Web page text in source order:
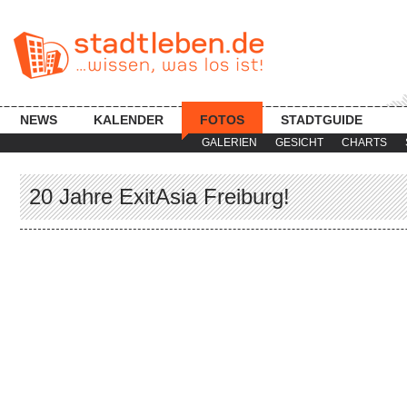
GALERIEN GESICHT CHARTS
NEWS KALENDER FOTOS STADTGUIDE
20 Jahre ExitAsia Freiburg!